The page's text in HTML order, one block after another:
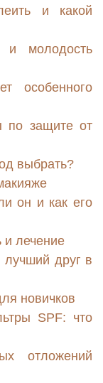
и какой
и молодость
особенного
по защите от
выбрать?
он и как его
лечение
друг в
новичков
SPF: что
отложений